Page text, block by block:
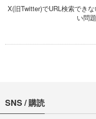
X(旧Twitter)でURL検索でき
い問
SNS / 購読